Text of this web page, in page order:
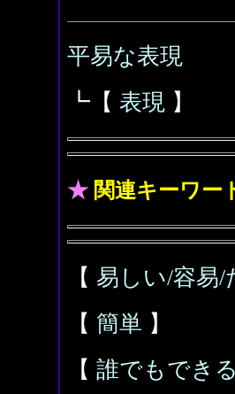
平易な表現
┗【 表現 】
★ 関連キーワー
【 易しい/容易/
【 簡単 】
【 誰でもできる